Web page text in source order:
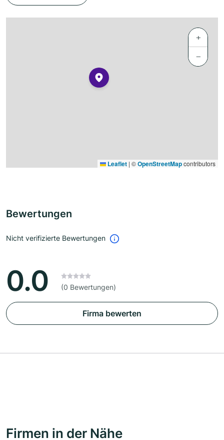
+
−
Leaflet | ©OpenStreetMapcontributors
Bewertungen
Nicht verifizierte Bewertungen
0.0 (0 Bewertungen)
Firma bewerten
Firmen in der Nähe